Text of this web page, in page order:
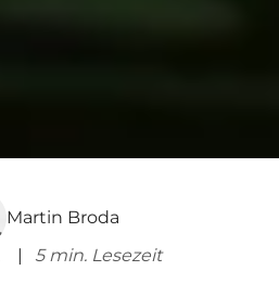
Martin Broda
5min. Lesezeit